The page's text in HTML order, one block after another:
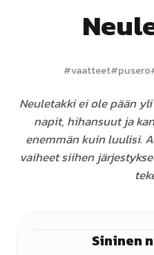
#vaatteet#pusero
Neuletakki ei ole pään
napit, hihansuut ja
enemmän kuin luulisi.
vaiheet siihen
Sininen